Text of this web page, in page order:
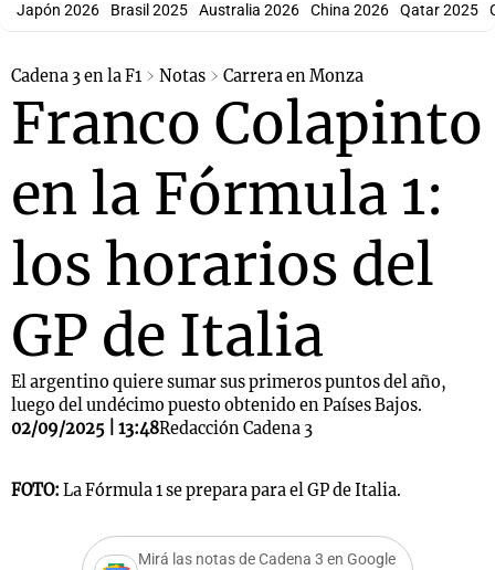
Japón 2026 Brasil 2025 Australia 2026 China 2026 Qatar 2025
Cadena 3 en la F1 Notas Carrera en Monza
Franco Colapinto
en la Fórmula 1:
los horarios del
GP de Italia
El argentino quiere sumar sus primeros puntos del año,
luego del undécimo puesto obtenido en Países Bajos.
02/09/2025 | 13:48Redacción Cadena 3
FOTO: La Fórmula 1 se prepara para el GP de Italia.
Mirá las notas de Cadena 3 en Google